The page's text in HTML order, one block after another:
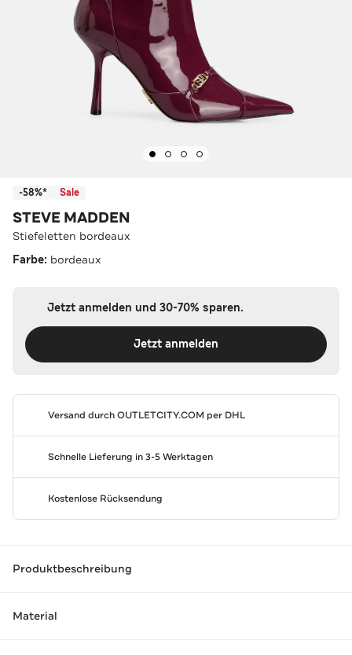
-58%* Sale
STEVE MADDEN
Stiefeletten bordeaux
Farbe: bordeaux
Jetzt anmelden und 30-70% sparen.
Jetzt anmelden
Versand durchOUTLETCITY.COM per DHL
Schnelle Lieferung in 3-5 Werktagen
Kostenlose Rücksendung
Produktbeschreibung
Material